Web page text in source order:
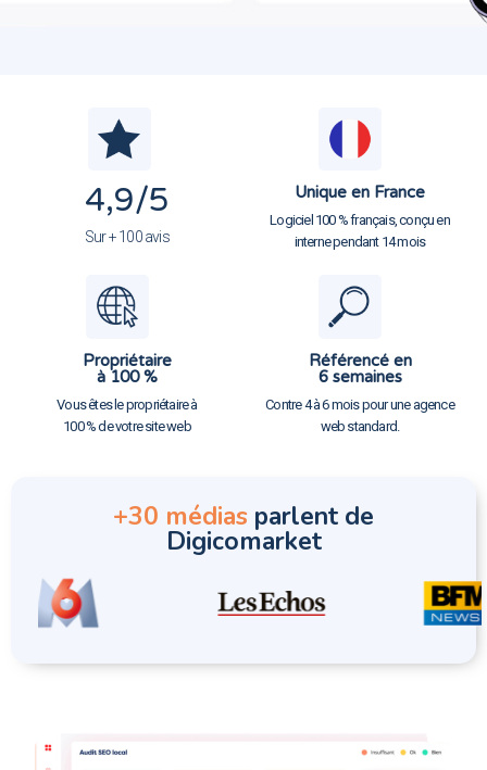
4,9/5
Sur + 100 avis
Unique en France
Logiciel 100 % français, conçu en
interne pendant 14 mois
Propriétaire
à 100 %
Vous êtes le propriétaire à
100 % de votre site web
Référencé en
6 semaines
Contre 4 à 6 mois pour une agence
web standard.
+30 médias parlent de
Digicomarket